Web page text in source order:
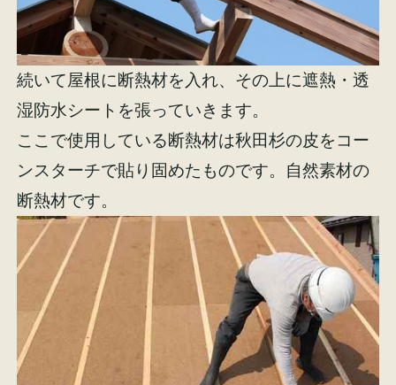
続いて屋根に断熱材を入れ、その上に遮熱・透
湿防水シートを張っていきます。
ここで使用している断熱材は秋田杉の皮をコー
ンスターチで貼り固めたものです。自然素材の
断熱材です。
オンラインショップ
資料請求 お問い合わせ